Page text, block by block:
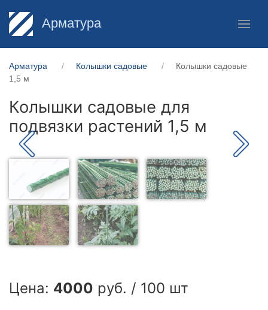
Арматура
Арматура Колышки садовые
Колышки садовые
1,5 м
Колышки садовые для
подвязки растений 1,5 м
Цена: 4000 руб. / 100 шт